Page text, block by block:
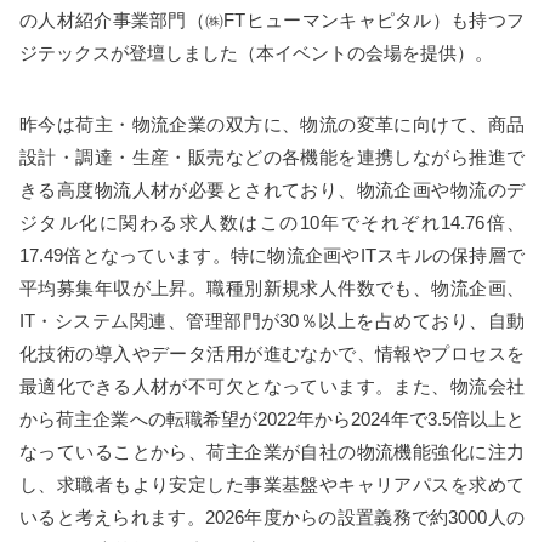
の人材紹介事業部門（㈱FTヒューマンキャピタル）も持つフ
ジテックスが登壇しました（本イベントの会場を提供）。
昨今は荷主・物流企業の双方に、物流の変革に向けて、商品
設計・調達・生産・販売などの各機能を連携しながら推進で
きる高度物流人材が必要とされており、物流企画や物流のデ
ジタル化に関わる求人数はこの10年でそれぞれ14.76倍、
17.49倍となっています。特に物流企画やITスキルの保持層で
平均募集年収が上昇。職種別新規求人件数でも、物流企画、
IT・システム関連、管理部門が30％以上を占めており、自動
化技術の導入やデータ活用が進むなかで、情報やプロセスを
最適化できる人材が不可欠となっています。また、物流会社
から荷主企業への転職希望が2022年から2024年で3.5倍以上と
なっていることから、荷主企業が自社の物流機能強化に注力
し、求職者もより安定した事業基盤やキャリアパスを求めて
いると考えられます。2026年度からの設置義務で約3000人の